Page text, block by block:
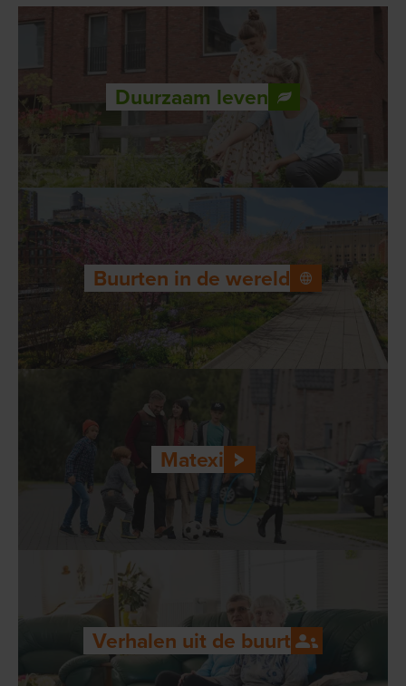
Duurzaam leven
Buurten in de wereld
Matexi
Verhalen uit de buurt